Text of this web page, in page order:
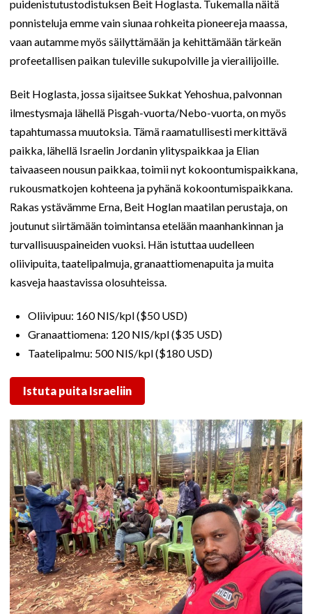
puidenistutustodistuksen Beit Hoglasta. Tukemalla näitä
ponnisteluja emme vain siunaa rohkeita pioneereja maassa,
vaan autamme myös säilyttämään ja kehittämään tärkeän
profeetallisen paikan tuleville sukupolville ja vierailijoille.
Beit Hoglasta, jossa sijaitsee Sukkat Yehoshua, palvonnan
ilmestysmaja lähellä Pisgah-vuorta/Nebo-vuorta, on myös
tapahtumassa muutoksia. Tämä raamatullisesti merkittävä
paikka, lähellä Israelin Jordanin ylityspaikkaa ja Elian
taivaaseen nousun paikkaa, toimii nyt kokoontumispaikkana,
rukousmatkojen kohteena ja pyhänä kokoontumispaikkana.
Rakas ystävämme Erna, Beit Hoglan maatilan perustaja, on
joutunut siirtämään toimintansa etelään maanhankinnan ja
turvallisuuspaineiden vuoksi. Hän istuttaa uudelleen
oliivipuita, taatelipalmuja, granaattiomenapuita ja muita
kasveja haastavissa olosuhteissa.
Oliivipuu: 160 NIS/kpl ($50 USD)
Granaattiomena: 120 NIS/kpl ($35 USD)
Taatelipalmu: 500 NIS/kpl ($180 USD)
Istuta puita Israeliin